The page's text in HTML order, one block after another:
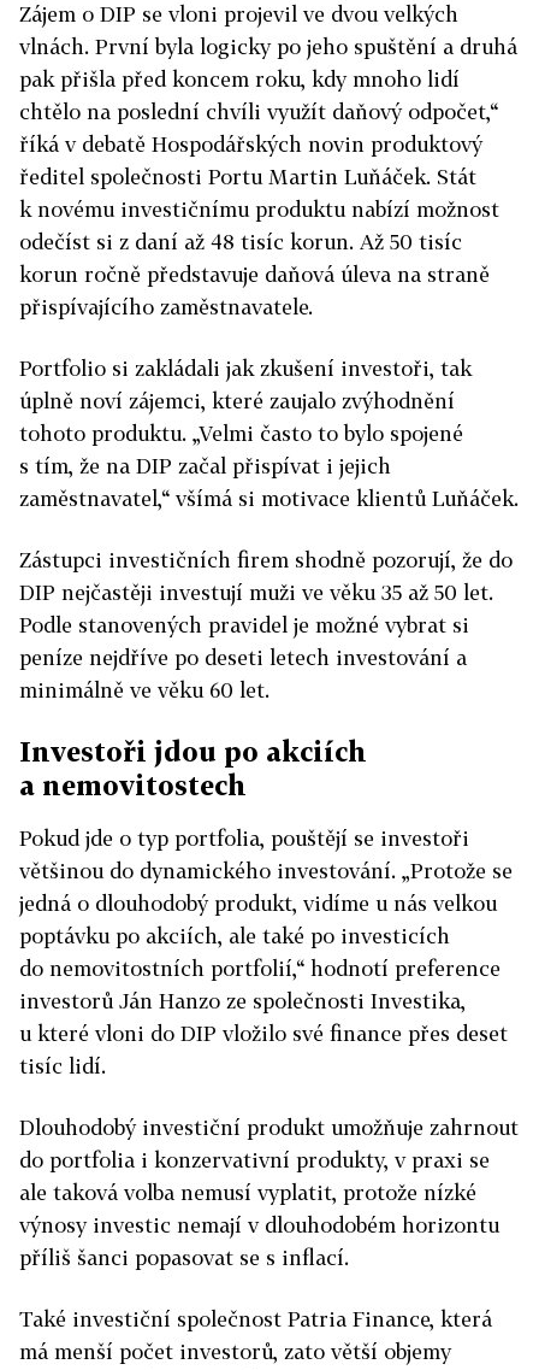
Zájem o DIP se vloni projevil ve dvou velkých
vlnách. První byla logicky po jeho spuštění a druhá
pak přišla před koncem roku, kdy mnoho lidí
chtělo na poslední chvíli využít daňový odpočet,“
říká v debatě Hospodářských novin produktový
ředitel společnosti Portu Martin Luňáček. Stát
k novému investičnímu produktu nabízí možnost
odečíst si z daní až 48 tisíc korun. Až 50 tisíc
korun ročně představuje daňová úleva na straně
přispívajícího zaměstnavatele.
Portfolio si zakládali jak zkušení investoři, tak
úplně noví zájemci, které zaujalo zvýhodnění
tohoto produktu. „Velmi často to bylo spojené
s tím, že na DIP začal přispívat i jejich
zaměstnavatel,“ všímá si motivace klientů Luňáček.
Zástupci investičních firem shodně pozorují, že do
DIP nejčastěji investují muži ve věku 35 až 50 let.
Podle stanovených pravidel je možné vybrat si
peníze nejdříve po deseti letech investování a
minimálně ve věku 60 let.
Investoři jdou po akciích
a nemovitostech
Pokud jde o typ portfolia, pouštějí se investoři
většinou do dynamického investování. „Protože se
jedná o dlouhodobý produkt, vidíme u nás velkou
poptávku po akciích, ale také po investicích
do nemovitostních portfolií,“ hodnotí preference
investorů Ján Hanzo ze společnosti Investika,
u které vloni do DIP vložilo své finance přes deset
tisíc lidí.
Dlouhodobý investiční produkt umožňuje zahrnout
do portfolia i konzervativní produkty, v praxi se
ale taková volba nemusí vyplatit, protože nízké
výnosy investic nemají v dlouhodobém horizontu
příliš šanci popasovat se s inflací.
Také investiční společnost Patria Finance, která
má menší počet investorů, zato větší objemy